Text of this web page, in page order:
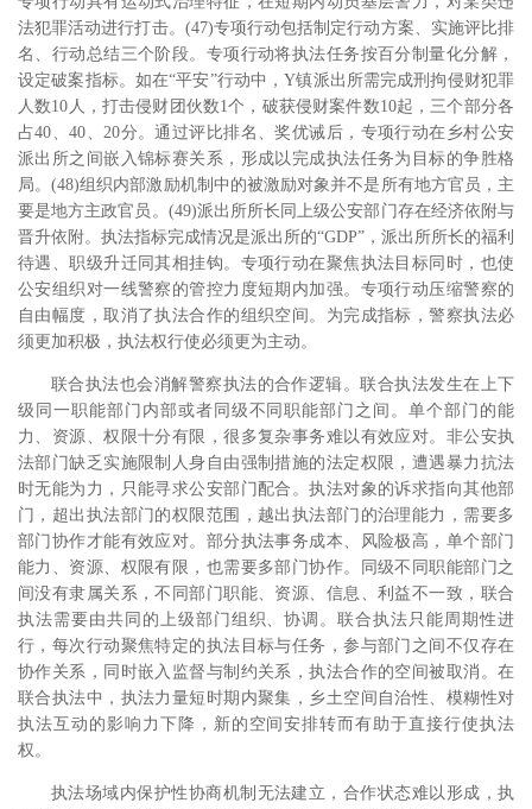
法犯罪活动进行打击。(47)专项行动包括制定行动方案、实施评比排
名、行动总结三个阶段。专项行动将执法任务按百分制量化分解，
设定破案指标。如在“平安”行动中，Y镇派出所需完成刑拘侵财犯罪
人数10人，打击侵财团伙数1个，破获侵财案件数10起，三个部分各
占40、40、20分。通过评比排名、奖优诫后，专项行动在乡村公安
派出所之间嵌入锦标赛关系，形成以完成执法任务为目标的争胜格
局。(48)组织内部激励机制中的被激励对象并不是所有地方官员，主
要是地方主政官员。(49)派出所所长同上级公安部门存在经济依附与
晋升依附。执法指标完成情况是派出所的“GDP”，派出所所长的福利
待遇、职级升迁同其相挂钩。专项行动在聚焦执法目标同时，也使
公安组织对一线警察的管控力度短期内加强。专项行动压缩警察的
自由幅度，取消了执法合作的组织空间。为完成指标，警察执法必
须更加积极，执法权行使必须更为主动。
联合执法也会消解警察执法的合作逻辑。联合执法发生在上下
级同一职能部门内部或者同级不同职能部门之间。单个部门的能
力、资源、权限十分有限，很多复杂事务难以有效应对。非公安执
法部门缺乏实施限制人身自由强制措施的法定权限，遭遇暴力抗法
时无能为力，只能寻求公安部门配合。执法对象的诉求指向其他部
门，超出执法部门的权限范围，越出执法部门的治理能力，需要多
部门协作才能有效应对。部分执法事务成本、风险极高，单个部门
能力、资源、权限有限，也需要多部门协作。同级不同职能部门之
间没有隶属关系，不同部门职能、资源、信息、利益不一致，联合
执法需要由共同的上级部门组织、协调。联合执法只能周期性进
行，每次行动聚焦特定的执法目标与任务，参与部门之间不仅存在
协作关系，同时嵌入监督与制约关系，执法合作的空间被取消。在
联合执法中，执法力量短时期内聚集，乡土空间自治性、模糊性对
执法互动的影响力下降，新的空间安排转而有助于直接行使执法
权。
执法场域内保护性协商机制无法建立，合作状态难以形成，执